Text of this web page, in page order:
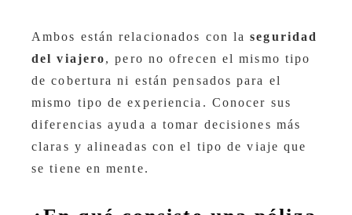
Ambos están relacionados con laseguridad
del viajero, pero no ofrecen el mismo tipo
de cobertura ni están pensados para el
mismo tipo de experiencia. Conocer sus
diferencias ayuda a tomar decisiones más
claras y alineadas con el tipo de viaje que
se tiene en mente.